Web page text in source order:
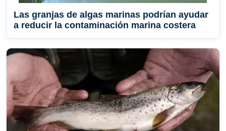
Las granjas de algas marinas podrían ayudar
a reducir la contaminación marina costera